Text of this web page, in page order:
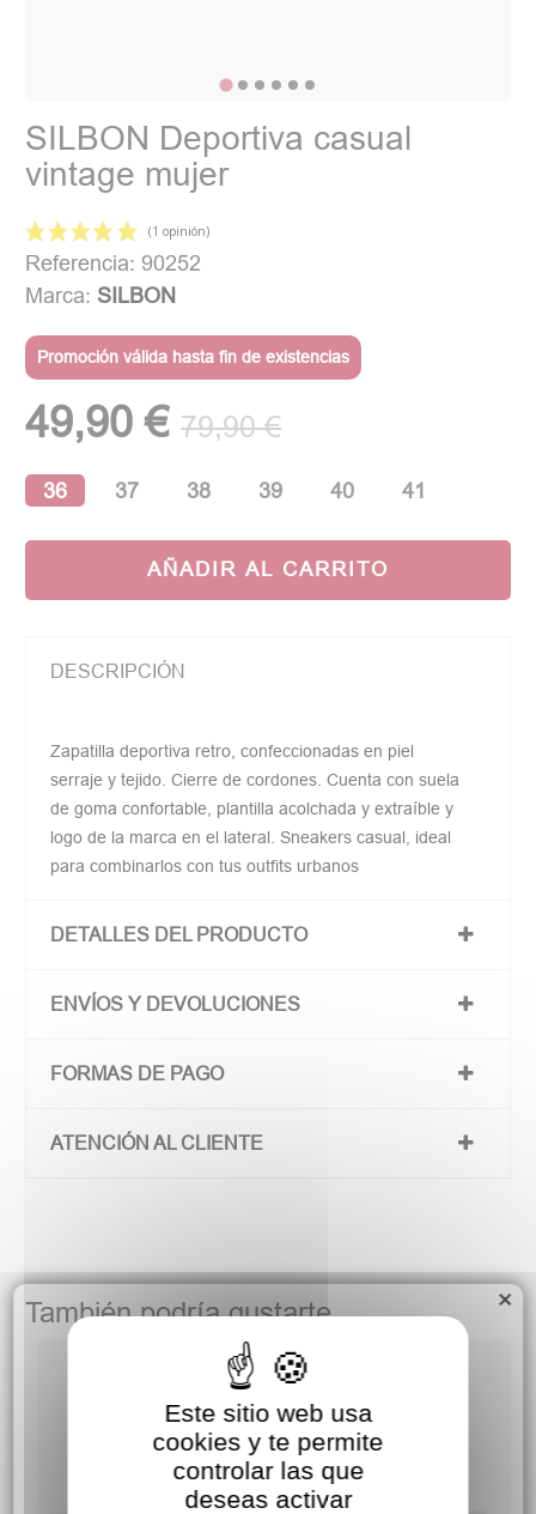
SILBON Deportiva casual
vintage mujer
Referencia: 90252
Marca: SILBON
Promoción válida hasta fin de existencias
49,90 € 79,90 €
36 37 38 39 40 41
AÑADIR AL CARRITO
DESCRIPCIÓN
Zapatilla deportiva retro, confeccionadas en piel
serraje y tejido. Cierre de cordones. Cuenta con suela
de goma confortable, plantilla acolchada y extraíble y
logo de la marca en el lateral. Sneakers casual, ideal
para combinarlos con tus outfits urbanos
DETALLES DEL PRODUCTO
ENVÍOS Y DEVOLUCIONES
FORMAS DE PAGO
ATENCIÓN AL CLIENTE
También podría gustarte ×
Este sitio web usa
cookies y te permite
controlar las que
deseas activar